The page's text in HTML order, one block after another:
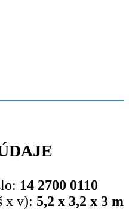
14 2700 0110
x v): 5,2 x 3,2 x 3 m